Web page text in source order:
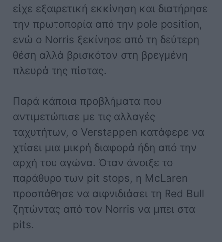
είχε εξαιρετική εκκίνηση και διατήρησε
την πρωτοπορία από την pole position,
ενώ ο Norris ξεκίνησε από τη δεύτερη
θέση αλλά βρισκόταν στη βρεγμένη
πλευρά της πίστας.
Παρά κάποια προβλήματα που
αντιμετώπισε με τις αλλαγές
ταχυτήτων, ο Verstappen κατάφερε να
χτίσει μια μικρή διαφορά ήδη από την
αρχή του αγώνα. Όταν άνοιξε το
παράθυρο των pit stops, η McLaren
προσπάθησε να αιφνιδιάσει τη Red Bull
ζητώντας από τον Norris να μπει στα
pits.